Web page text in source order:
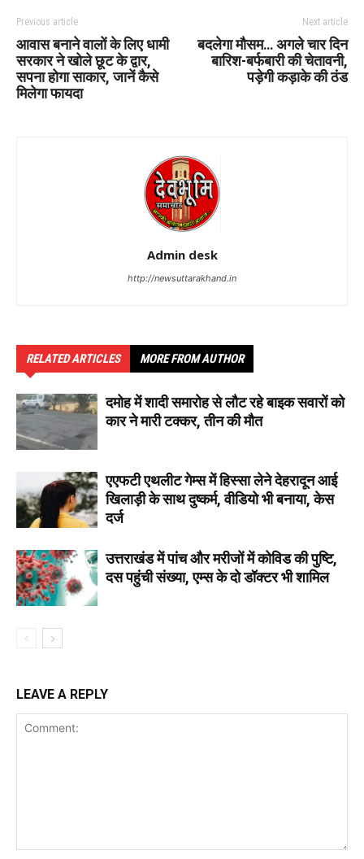
Previous article
आवास बनाने वालों के लिए धामी
सरकार ने खोले छूट के द्वार,
सपना होगा साकार, जानें कैसे
मिलेगा फायदा
Next article
बदलेगा मौसम… अगले चार दिन
बारिश-बर्फबारी की चेतावनी,
पड़ेगी कड़ाके की ठंड
Admin desk
http://newsuttarakhand.in
RELATED ARTICLES MORE FROM AUTHOR
दमोह में शादी समारोह से लौट रहे बाइक सवारों को
कार ने मारी टक्कर, तीन की मौत
एएफटी एथलीट गेम्स में हिस्सा लेने देहरादून आई
खिलाड़ी के साथ दुष्कर्म, वीडियो भी बनाया, केस
दर्ज
उत्तराखंड में पांच और मरीजों में कोविड की पुष्टि,
दस पहुंची संख्या, एम्स के दो डॉक्टर भी शामिल
LEAVE A REPLY